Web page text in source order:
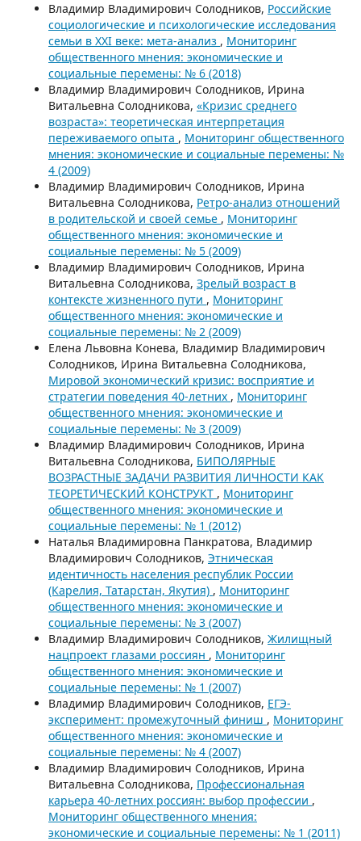
Владимир Владимирович Солодников, Российские
социологические и психологические исследования
семьи в XXI веке: мета-анализ , Мониторинг
общественного мнения: экономические и
социальные перемены: № 6 (2018)
Владимир Владимирович Солодников, Ирина
Витальевна Солодникова, «Кризис среднего
возраста»: теоретическая интерпретация
переживаемого опыта , Мониторинг общественного
мнения: экономические и социальные перемены: №
4 (2009)
Владимир Владимирович Солодников, Ирина
Витальевна Солодникова, Ретро-анализ отношений
в родительской и своей семье , Мониторинг
общественного мнения: экономические и
социальные перемены: № 5 (2009)
Владимир Владимирович Солодников, Ирина
Витальевна Солодникова, Зрелый возраст в
контексте жизненного пути , Мониторинг
общественного мнения: экономические и
социальные перемены: № 2 (2009)
Елена Львовна Конева, Владимир Владимирович
Солодников, Ирина Витальевна Солодникова,
Мировой экономический кризис: восприятие и
стратегии поведения 40-летних , Мониторинг
общественного мнения: экономические и
социальные перемены: № 3 (2009)
Владимир Владимирович Солодников, Ирина
Витальевна Солодникова, БИПОЛЯРНЫЕ
ВОЗРАСТНЫЕ ЗАДАЧИ РАЗВИТИЯ ЛИЧНОСТИ КАК
ТЕОРЕТИЧЕСКИЙ КОНСТРУКТ , Мониторинг
общественного мнения: экономические и
социальные перемены: № 1 (2012)
Наталья Владимировна Панкратова, Владимир
Владимирович Солодников, Этническая
идентичность населения республик России
(Карелия, Татарстан, Якутия) , Мониторинг
общественного мнения: экономические и
социальные перемены: № 3 (2007)
Владимир Владимирович Солодников, Жилищный
нацпроект глазами россиян , Мониторинг
общественного мнения: экономические и
социальные перемены: № 1 (2007)
Владимир Владимирович Солодников, ЕГЭ-
эксперимент: промежуточный финиш , Мониторинг
общественного мнения: экономические и
социальные перемены: № 4 (2007)
Владимир Владимирович Солодников, Ирина
Витальевна Солодникова, Профессиональная
карьера 40-летних россиян: выбор профессии ,
Мониторинг общественного мнения:
экономические и социальные перемены: № 1 (2011)